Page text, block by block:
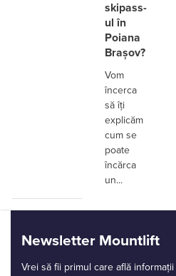
skipass-
ul în
Poiana
Brașov?
Vom
încerca
să îți
explicăm
cum se
poate
încărca
un...
Newsletter Mountlift
Vrei să fii primul care află